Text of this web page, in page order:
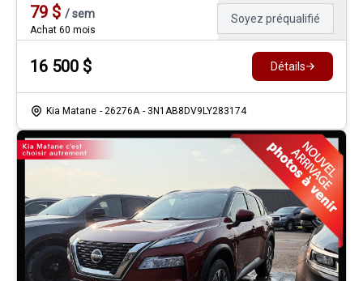
79 $ /sem
Achat 60 mois
Soyez préqualifié
16 500 $ Détails
Kia Matane - 26276A - 3N1AB8DV9LY283174